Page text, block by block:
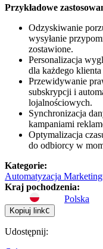
Przykładowe
Odzyskiwanie
wysyłanie
zostawione.
Personalizacja
dla każdego klienta
Przewidywanie
subskrypcji i
lojalnościowych.
Synchronizacja
kampaniami
Optymalizacja
do odbiorcy w
Kategorie:
Automatyzacja
Kraj pochodzenia:
Polska
Kopiuj linkC
Udostępnij: